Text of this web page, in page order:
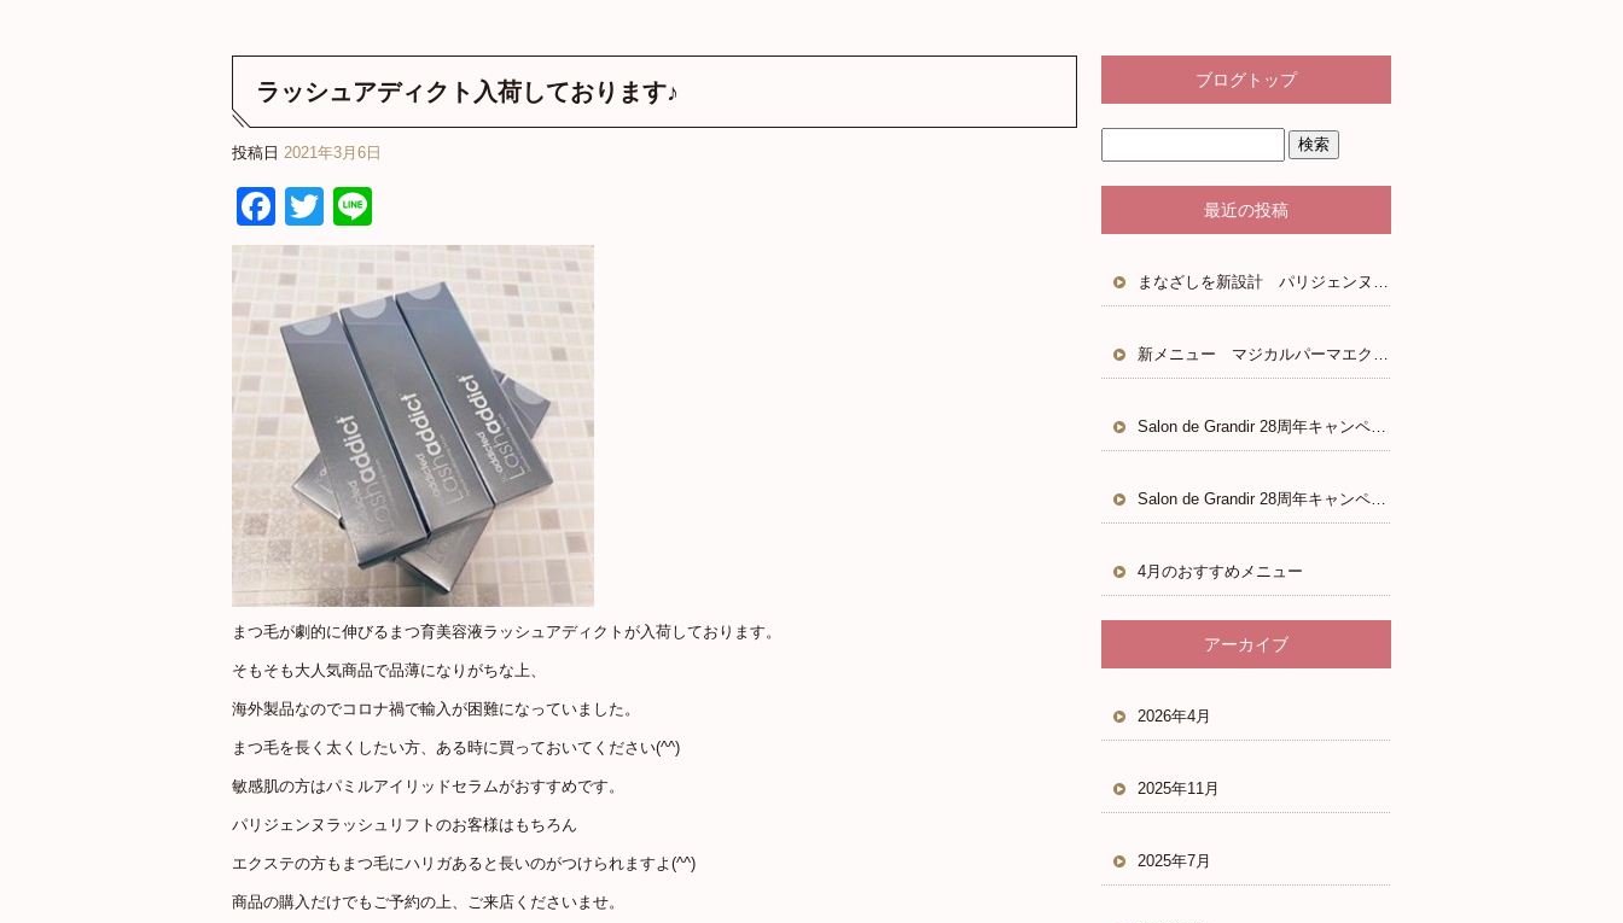
ラッシュアディクト入荷しております♪
投稿日 2021年3月6日
Facebook
Twitter
まつ毛が劇的に伸びるまつ育美容液ラッシュアディクトが入荷しております。
そもそも大人気商品で品薄になりがちな上、
海外製品なのでコロナ禍で輸入が困難になっていました。
まつ毛を長く太くしたい方、ある時に買っておいてください(^^)
敏感肌の方はパミルアイリッドセラムがおすすめです。
パリジェンヌラッシュリフトのお客様はもちろん
エクステの方もまつ毛にハリガあると長いのがつけられますよ(^^)
商品の購入だけでもご予約の上、ご来店くださいませ。
ブログトップ
最近の投稿
まなざしを新設計 パリジェンヌラッシュリフト2.0
新メニュー マジカルパーマエクステ
Salon de Grandir 28周年キャンペーン
Salon de Grandir 28周年キャンペーン
4月のおすすめメニュー
アーカイブ
2026年4月
2025年11月
2025年7月